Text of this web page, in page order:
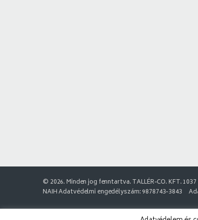
© 2026. Minden jog fenntartva. TALLÉR-CO. KFT.
NAIH Adatvédelmi engedélyszám: 9878743-3843